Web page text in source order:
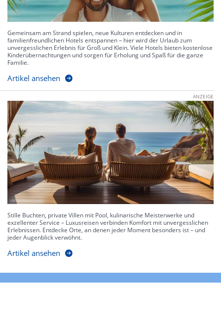
Gemeinsam am Strand spielen, neue Kulturen entdecken und in
familienfreundlichen Hotels entspannen – hier wird der Urlaub zum
unvergesslichen Erlebnis für Groß und Klein. Viele Hotels bieten kostenlose
Kinderübernachtungen und sorgen für Erholung und Spaß für die ganze
Familie.
Artikel ansehen
ANZEIGE
Stille Buchten, private Villen mit Pool, kulinarische Meisterwerke und
exzellenter Service – Luxusreisen verbinden Komfort mit unvergesslichen
Erlebnissen. Entdecke Orte, an denen jeder Moment besonders ist – und
jeder Augenblick verwöhnt.
Artikel ansehen